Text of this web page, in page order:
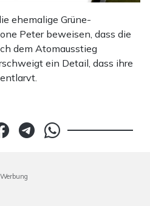
ehemalige Grüne-
Peter beweisen, dass die
dem Atomausstieg
ein Detail, dass ihre
Werbung